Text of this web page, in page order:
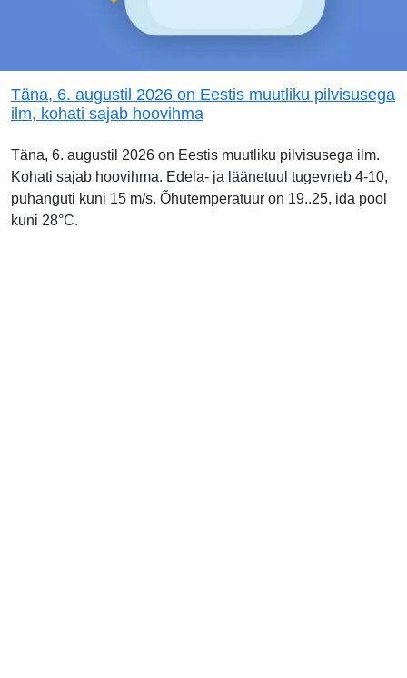
Täna, 6. augustil 2026 on Eestis muutliku pilvisusega
ilm, kohati sajab hoovihma
Täna, 6. augustil 2026 on Eestis muutliku pilvisusega ilm.
Kohati sajab hoovihma. Edela- ja läänetuul tugevneb 4-10,
puhanguti kuni 15 m/s. Õhutemperatuur on 19..25, ida pool
kuni 28°C.